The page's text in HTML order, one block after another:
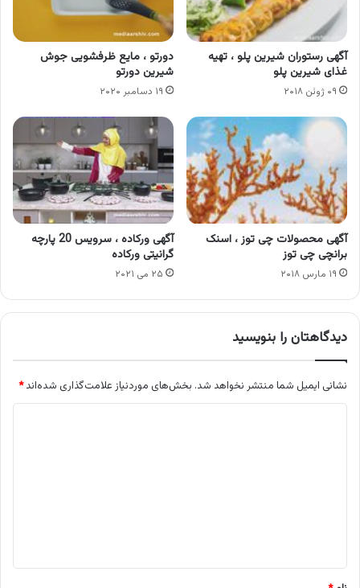
آگهی رستوران شیرین پلو ، تهیه
غذای شیرین پلو
۰۹ ژوئن ۲۰۱۸
دورتو ، مایع ظرفشویی جوش
شیرین دورتو
۱۹ دسامبر ۲۰۲۰
آگهی محصولات چی توز ، اسنک
برانچی چی توز
۱۹ مارس ۲۰۱۸
آگهی ورکاده ، سرویس 20 پارچه
گرانیتی ورکاده
۲۵ می ۲۰۲۱
دیدگاهتان را بنویسید
نشانی ایمیل شما منتشر نخواهد شد. بخش‌های موردنیاز علامت‌گذاری شده‌اند*